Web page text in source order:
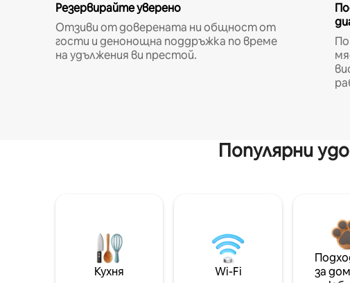
Резервирайте уверено
Отзиви от доверената ни общност от
гости и денонощна поддръжка по време
на удължения ви престой.
Популярни
Кухня Wi-Fi
за